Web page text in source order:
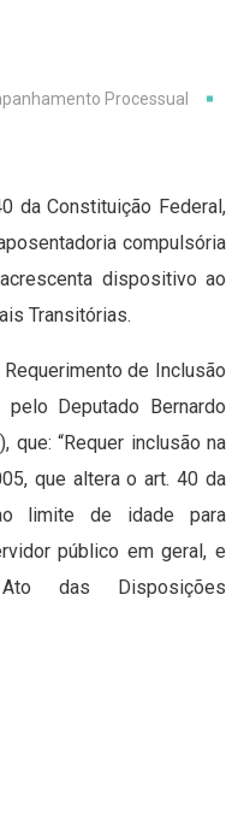
Processual
da Constituição Federal,
compulsória
dispositivo ao
Transitórias.
de Inclusão
Deputado Bernardo
que: “Requer inclusão na
que altera o art. 40 da
limite de idade para
público em geral, e
das Disposições